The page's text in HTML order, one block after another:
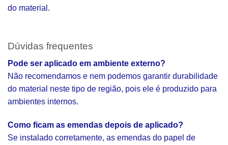
do material.
Dúvidas frequentes
Pode ser aplicado em ambiente externo?
Não recomendamos e nem podemos garantir durabilidade
do material neste tipo de região, pois ele é produzido para
ambientes internos.
Como ficam as emendas depois de aplicado?
Se instalado corretamente, as emendas do papel de